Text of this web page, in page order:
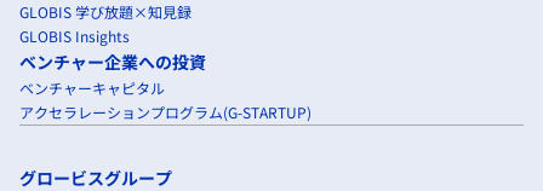
GLOBIS 学び放題×知見録
GLOBIS Insights
ベンチャー企業への投資
ベンチャーキャピタル
アクセラレーションプログラム(G-STARTUP)
グロービスグループ